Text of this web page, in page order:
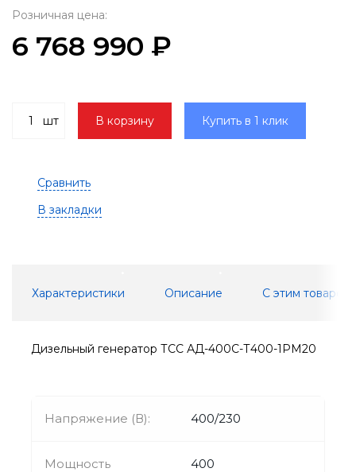
Розничная цена:
6 768 990 ₽
шт В корзину Купить в 1 клик
Сравнить
В закладки
Характеристики Описание С этим товаром
Дизельный генератор ТСС АД-400С-Т400-1РМ20
Напряжение (В): 400/230
Мощность
400